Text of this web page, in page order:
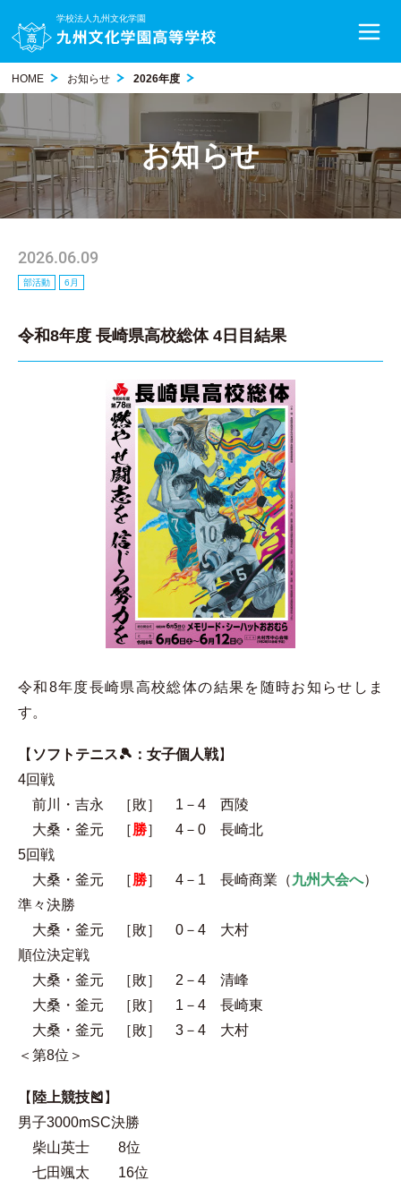
学校法人九州文化学園
HOME お知らせ 2026年度
お知らせ
2026.06.09
部活動 6月
令和8年度 長崎県高校総体 4日目結果
令和8年度長崎県高校総体の結果を随時お知らせしま
す。
【 ソフトテニス🎾：女子個人戦】
4回戦
前川・吉永 ［敗］ 1－4 西陵
大桑・釜元 ［勝］ 4－0 長崎北
5回戦
大桑・釜元 ［勝］ 4－1 長崎商業（九州大会へ）
準々決勝
大桑・釜元 ［敗］ 0－4 大村
順位決定戦
大桑・釜元 ［敗］ 2－4 清峰
大桑・釜元 ［敗］ 1－4 長崎東
大桑・釜元 ［敗］ 3－4 大村
＜第8位＞
【 陸上競技🎽 】
男子3000mSC決勝
柴山英士 8位
七田颯太 16位